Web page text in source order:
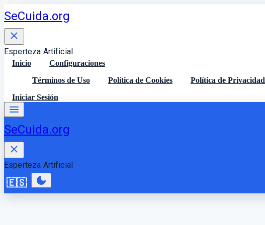
to
SeCuida.org
close
Close
drawer
Esperteza Artificial
Inicio
Configuraciones
Términos de Uso
Política de Cookies
Política de Privacidad
Iniciar Sesión
menu
SeCuida.org
close
Close
drawer
Esperteza Artificial
🇪🇸Elegir idioma del sitio
dark_mode